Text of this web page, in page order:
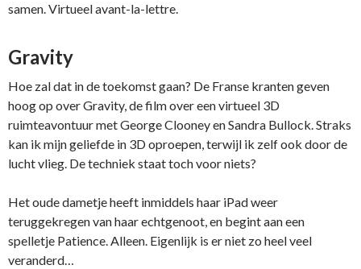
samen. Virtueel avant-la-lettre.
Gravity
Hoe zal dat in de toekomst gaan? De Franse kranten geven
hoog op over Gravity, de film over een virtueel 3D
ruimteavontuur met George Clooney en Sandra Bullock. Straks
kan ik mijn geliefde in 3D oproepen, terwijl ik zelf ook door de
lucht vlieg. De techniek staat toch voor niets?
Het oude dametje heeft inmiddels haar iPad weer
teruggekregen van haar echtgenoot, en begint aan een
spelletje Patience. Alleen. Eigenlijk is er niet zo heel veel
veranderd…